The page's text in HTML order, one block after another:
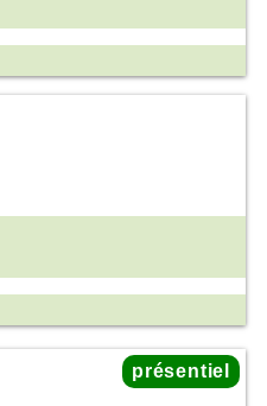
présentiel